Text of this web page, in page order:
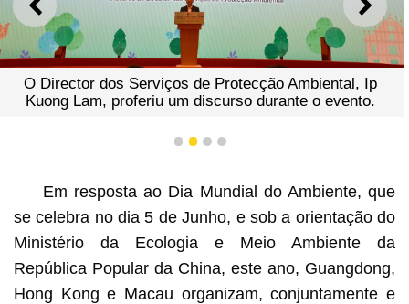
ANTERIOR
O Director dos Serviços de Protecção Ambiental, Ip
Kuong Lam, proferiu um discurso durante o evento.
1 2 3 4
Em resposta ao Dia Mundial do Ambiente, que
se celebra no dia 5 de Junho, e sob a orientação do
Ministério da Ecologia e Meio Ambiente da
República Popular da China, este ano, Guangdong,
Hong Kong e Macau organizam, conjuntamente e